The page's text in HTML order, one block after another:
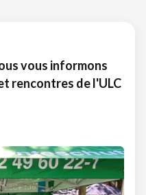
vous informons
rencontres de l'ULC